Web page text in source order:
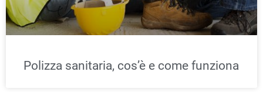
Polizza sanitaria, cos’è e come funziona